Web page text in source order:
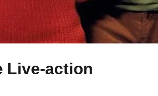
Live-action